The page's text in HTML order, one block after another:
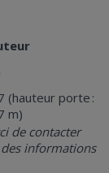
(hauteur porte :
m)
de contacter
informations